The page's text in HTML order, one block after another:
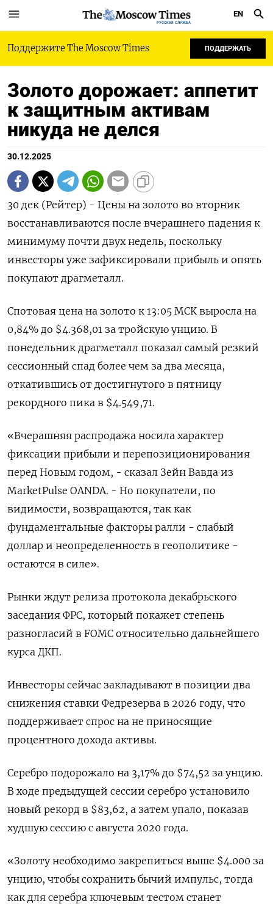
РУССКАЯ СЛУЖБА
EN
Поддержите The Moscow Times ПОДДЕРЖАТЬ
Золото дорожает: аппетит
к защитным активам
никуда не делся
30.12.2025
30 дек (Рейтер) - Цены на золото во вторник
восстанавливаются после вчерашнего падения к
минимуму почти двух недель, поскольку
инвесторы уже зафиксировали прибыль ⁠и опять
покупают драгметалл.
Спотовая цена на золото к 13:05 МСК выросла на
0,84% до $4.368,01​ за тройскую унцию. В
⁠понедельник драгметалл показал самый резкий ​
сессионный спад более чем ⁠за два месяца,
откатившись от достигнутого в пятницу
рекордного пика в $4.549,⁠71.
«Вчерашняя распродажа носила характер
фиксации прибыли и перепозиционирования
перед Новым годом, - ‌сказал Зейн Вавда из
MarketPulse OANDA. - Но покупатели, ‍по
видимости, возвращаются, так как
фундаментальные факторы ралли - слабый
доллар ‌и неопределенность в геополитике -
остаются в силе».
Рынки ждут релиза протокола ​декабрьского
заседания ФРС, который покажет степень
разногласий в FOMC относительно дальнейшего
курса ДКП.
Инвесторы сейчас закладывают в позиции два
⁠снижения ставки Федрезерва в 2026 году, ‍что
поддерживает спрос на не приносящие
процентного дохода активы.
Серебро подорожало ‌на 3,17% до $74,52​ за унцию.
В ходе предыдущей сессии серебро установило
новый рекорд в $83,62, а затем упало, показав
худшую сессию с августа 2020 года.
«Золоту необходимо закрепиться выше $4.000 за
унцию, чтобы сохранить бычий импульс, тогда
как для серебра ‍ключевым тестом станет